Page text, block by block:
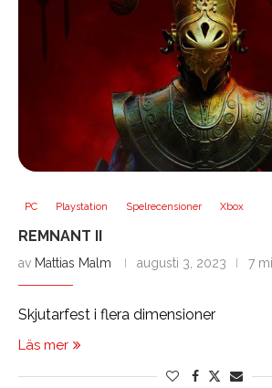
PC Playstation Spelrecensioner Xbox
REMNANT II
av Mattias Malm augusti 3, 2023 7
Skjutarfest i flera dimensioner
Läs mer